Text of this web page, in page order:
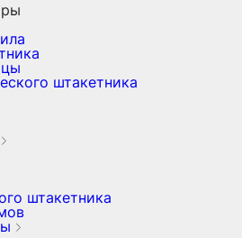
штакетника
штакетника